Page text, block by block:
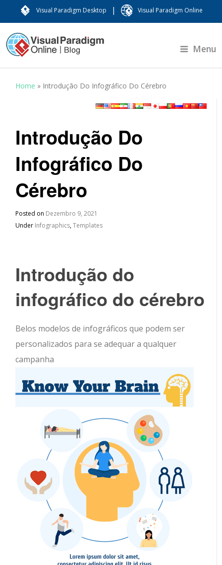
Visual Paradigm Desktop | Visual Paradigm Online
Menu
Home » Introdução Do Infográfico Do Cérebro
Introdução Do
Infográfico Do
Cérebro
Posted on Dezembro 9, 2021
Under Infographics,Templates
Introdução do
infográfico do cérebro
Belos modelos de infográficos que podem ser
personalizados para se adequar a qualquer
campanha